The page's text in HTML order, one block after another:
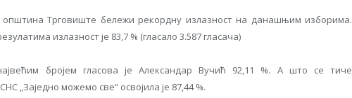
општина Трговиште бележи рекордну излазност на данашњим изборима.
излазност је 83,7 % (гласало 3.587 гласача)
бројем гласова је Александар Вучић 92,11 %. А што се тиче
„Заједно можемо све“ освојила је 87,44 %.